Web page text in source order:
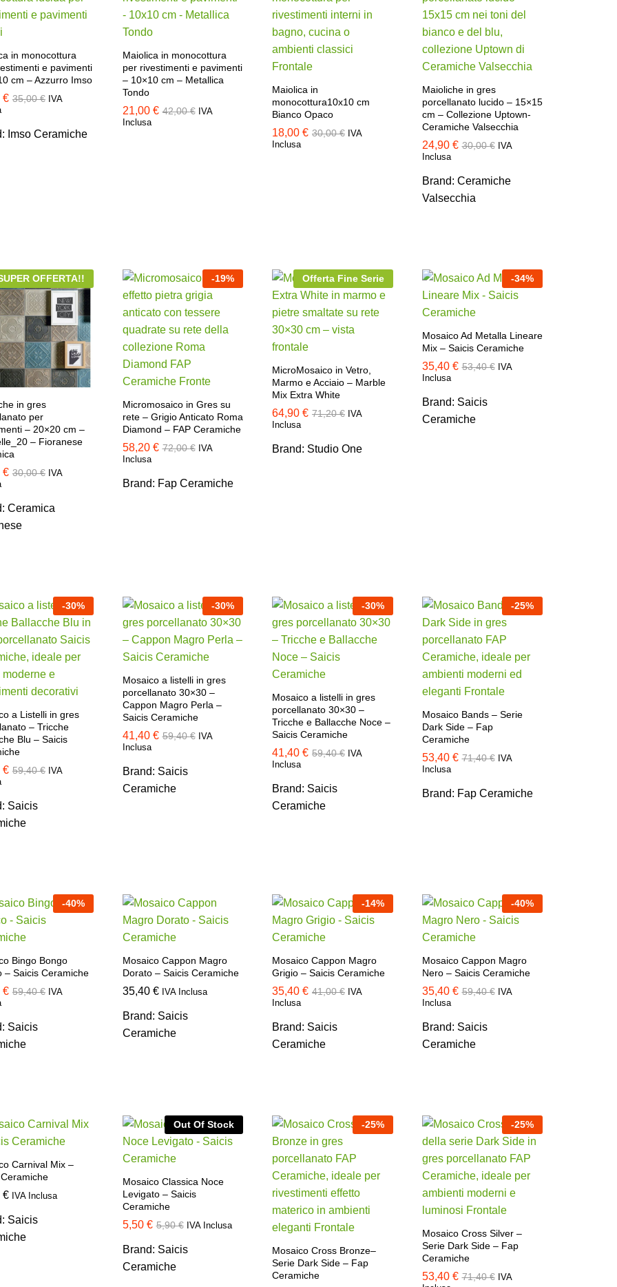
in monocottura
e pavimenti
cm – Azzurro Imso
€ 35,00€ IVA
€ 35,00€
Imso Ceramiche
Maiolica in monocottura
per rivestimenti e pavimenti
– 10×10 cm – Metallica
Tondo
21,00 € 42,00€ IVA
Inclusa
21,00 € 42,00€
Maiolica in
monocottura10x10 cm
Bianco Opaco
18,00 € 30,00€ IVA
Inclusa
18,00 € 30,00€
Maioliche in gres
porcellanato lucido – 15×15
cm – Collezione Uptown-
Ceramiche Valsecchia
24,90 € 30,00€ IVA
Inclusa
24,90€ 30,00€
Brand: Ceramiche
Valsecchia
OFFERTA!!
in gres
per
– 20×20 cm –
– Fioranese
€ 30,00€ IVA
€ 30,00€
Ceramica
-19%
Micromosaico in Gres su
rete – Grigio Anticato Roma
Diamond – FAP Ceramiche
58,20 € 72,00€ IVA
Inclusa
58,20 € 72,00€
Brand: Fap Ceramiche
Offerta Fine Serie
MicroMosaico in Vetro,
Marmo e Acciaio – Marble
Mix Extra White
64,90 € 71,20€ IVA
Inclusa
64,90 € 71,20€
Brand: Studio One
-34%
Mosaico Ad Metalla Lineare
Mix – Saicis Ceramiche
35,40 € 53,40€ IVA
Inclusa
35,40 € 53,40€
Brand: Saicis
Ceramiche
-30%
a Listelli in gres
– Tricche
Blu – Saicis
€ 59,40€ IVA
€ 59,40€
Saicis
-30%
Mosaico a listelli in gres
porcellanato 30×30 –
Cappon Magro Perla –
Saicis Ceramiche
41,40 € 59,40€ IVA
Inclusa
41,40 € 59,40€
Brand: Saicis
Ceramiche
-30%
Mosaico a listelli in gres
porcellanato 30×30 –
Tricche e Ballacche Noce –
Saicis Ceramiche
41,40 € 59,40€ IVA
Inclusa
41,40 € 59,40€
Brand: Saicis
Ceramiche
-25%
Mosaico Bands – Serie
Dark Side – Fap
Ceramiche
53,40 € 71,40€ IVA
Inclusa
53,40 € 71,40€
Brand: Fap Ceramiche
-40%
Bingo Bongo
– Saicis Ceramiche
€ 59,40€ IVA
€ 59,40€
Saicis
Mosaico Cappon Magro
Dorato – Saicis Ceramiche
35,40 € IVA Inclusa
35,40 €
Brand: Saicis
Ceramiche
-14%
Mosaico Cappon Magro
Grigio – Saicis Ceramiche
35,40 € 41,00€ IVA
Inclusa
35,40 € 41,00€
Brand: Saicis
Ceramiche
-40%
Mosaico Cappon Magro
Nero – Saicis Ceramiche
35,40 € 59,40€ IVA
Inclusa
35,40 € 59,40€
Brand: Saicis
Ceramiche
Carnival Mix –
€ IVA Inclusa
€
Saicis
Out Of Stock
Mosaico Classica Noce
Levigato – Saicis
Ceramiche
5,50 € 5,90€ IVA Inclusa
5,50 € 5,90€
Brand: Saicis
Ceramiche
-25%
Mosaico Cross Bronze–
Serie Dark Side – Fap
Ceramiche
-25%
Mosaico Cross Silver –
Serie Dark Side – Fap
Ceramiche
53,40 € 71,40€ IVA
53,40 € 71,40€